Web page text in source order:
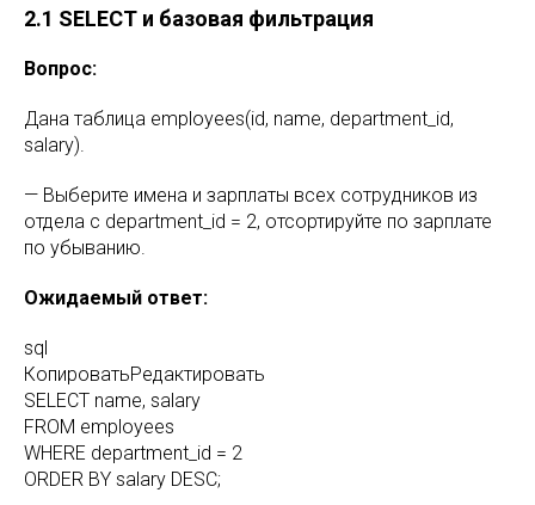
2.1 SELECT и базовая фильтрация
Вопрос:
Дана таблица employees(id, name, department_id,
salary).
— Выберите имена и зарплаты всех сотрудников из
отдела с department_id = 2, отсортируйте по зарплате
по убыванию.
Ожидаемый ответ:
sql
КопироватьРедактировать
SELECT name, salary
FROM employees
WHERE department_id = 2
ORDER BY salary DESC;